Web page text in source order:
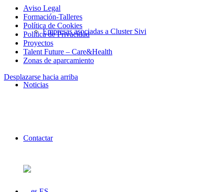
Empresas asociadas a Cluster Sivi
Noticias
Contactar
Aviso Legal
Formación-Talleres
Política de Cookies
Política de Privacidad
Proyectos
Talent Future – Care&Health
Zonas de aparcamiento
Desplazarse hacia arriba